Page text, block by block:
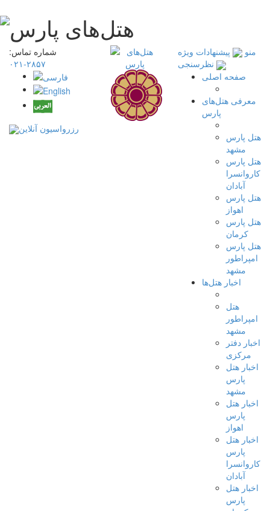
منو
پیشنهادات ویژه
نظرسنجی
صفحه اصلی
معرفی هتل‌های
پارس
هتل پارس
مشهد
هتل پارس
کاروانسرا
آبادان
هتل پارس
اهواز
هتل پارس
کرمان
هتل پارس
امپراطور
مشهد
اخبار هتل‌ها
هتل
امپراطور
مشهد
اخبار دفتر
مرکزی
اخبار هتل
پارس
مشهد
اخبار هتل
پارس
اهواز
اخبار هتل
پارس
کاروانسرا
آبادان
اخبار هتل
پارس
شماره تماس:
۲۸۵۷-۰۲۱
رزرواسیون آنلاین